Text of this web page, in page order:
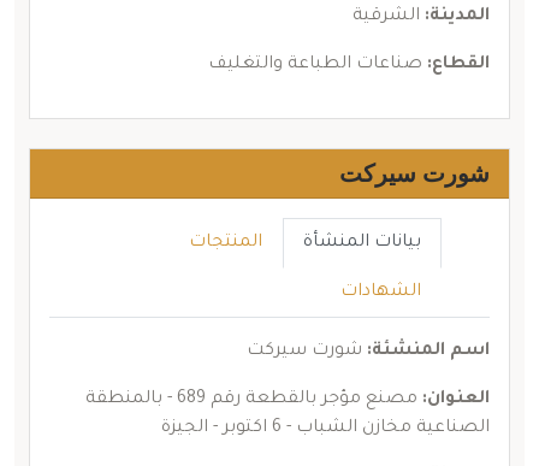
المدينة: الشرقية
القطاع: صناعات الطباعة والتغليف
شورت سيركت
بيانات المنشأة المنتجات
الشهادات
اسم المنشئة: شورت سيركت
العنوان:
مصنع مؤجر بالقطعة رقم 689 - بالمنطقة
الصناعية مخازن الشباب - 6 اكتوبر - الجيزة